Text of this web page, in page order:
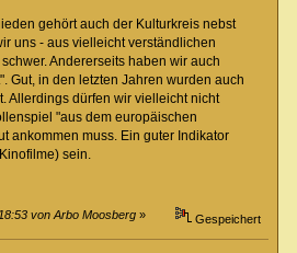
gehört auch der Kulturkreis nebst
uns - aus vielleicht verständlichen
Andererseits haben wir auch
Gut, in den letzten Jahren wurden auch
Allerdings dürfen wir vielleicht nicht
"aus dem europäischen
ankommen muss. Ein guter Indikator
sein.
von Arbo Moosberg » Gespeichert